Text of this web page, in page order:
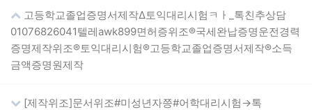
고등학교졸업증명서제작Δ토익대리시험ㅋㅏ_톡친추상담
01076826041텔레awk899면허증위조®국세완납증명운전경력
증명제작위조®토익대리시험®고등학교졸업증명서제작®소득
금액증명원제작
[제작위조]문서위조#미성년자쯩#어학대리시험→톡